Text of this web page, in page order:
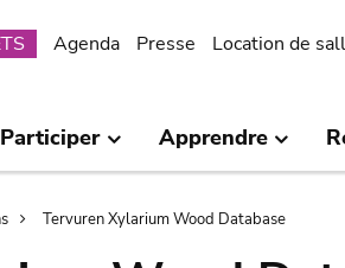
Agenda Presse Location de
Participer Apprendre
Tervuren Xylarium Wood Database